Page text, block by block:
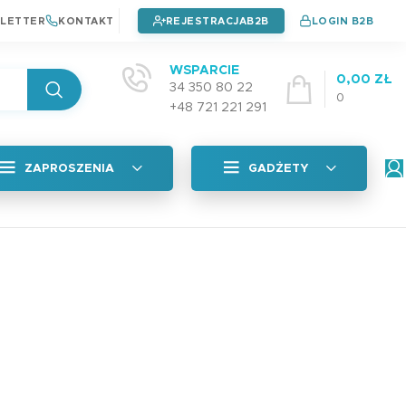
KONTAKT REJESTRACJA LOGIN B2B
WSPARCIE
34 350 80 22
+48 721 221 291
0
0,00 ZŁ
ZAPROSZENIA GADŻETY